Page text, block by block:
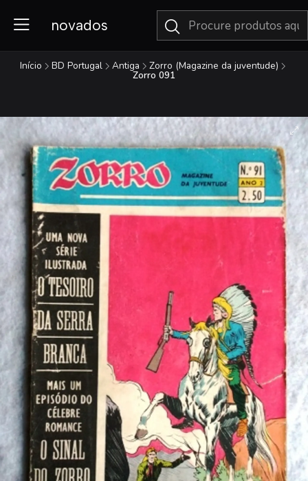
novados
Início BD Portugal Antiga Zorro (Magazine da juventude)
Zorro 091